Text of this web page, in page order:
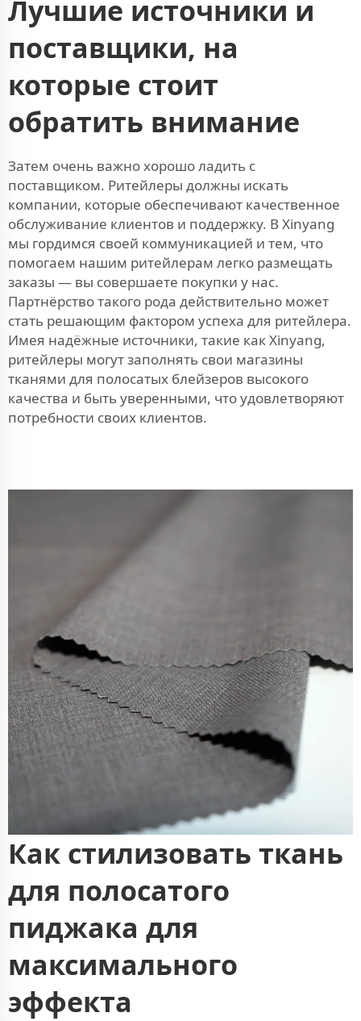
Лучшие источники и
поставщики, на
которые стоит
обратить внимание
Затем очень важно хорошо ладить с
поставщиком. Ритейлеры должны искать
компании, которые обеспечивают качественное
обслуживание клиентов и поддержку. В Xinyang
мы гордимся своей коммуникацией и тем, что
помогаем нашим ритейлерам легко размещать
заказы — вы совершаете покупки у нас.
Партнёрство такого рода действительно может
стать решающим фактором успеха для ритейлера.
Имея надёжные источники, такие как Xinyang,
ритейлеры могут заполнять свои магазины
тканями для полосатых блейзеров высокого
качества и быть уверенными, что удовлетворяют
потребности своих клиентов.
Как стилизовать ткань
для полосатого
пиджака для
максимального
эффекта